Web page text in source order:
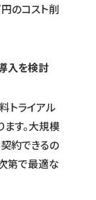
のコスト削
入を検討
トライアル
す。大規模
約できるの
第で最適な